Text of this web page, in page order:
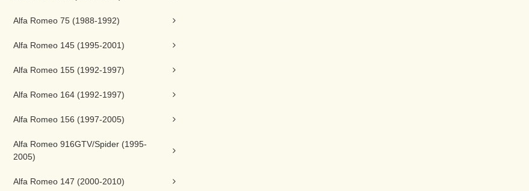
Alfa Romeo 75 (1988-1992)
Alfa Romeo 145 (1995-2001)
Alfa Romeo 155 (1992-1997)
Alfa Romeo 164 (1992-1997)
Alfa Romeo 156 (1997-2005)
Alfa Romeo 916GTV/Spider (1995-
2005)
Alfa Romeo 147 (2000-2010)